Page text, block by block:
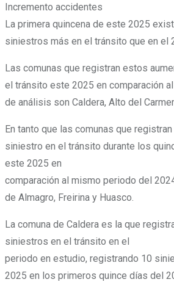
Incremento accidentes
La primera quincena de este 2025
siniestros más en el tránsito que en el
Las comunas que registran estos
el tránsito este 2025 en comparación
de análisis son Caldera, Alto del
En tanto que las comunas que
siniestro en el tránsito durante los
este 2025 en
comparación al mismo periodo del
de Almagro, Freirina y Huasco.
La comuna de Caldera es la que
siniestros en el tránsito en el
periodo en estudio, registrando 10
2025 en los primeros quince días del